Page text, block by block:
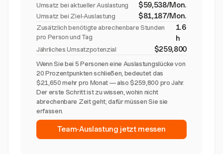
Umsatz bei aktueller Auslastung $59,538/Mon.
Umsatz bei Ziel-Auslastung $81,187/Mon.
Zusätzlich benötigte abrechenbare Stunden
pro Person und Tag
1.6
h
Jährliches Umsatzpotenzial $259,800
Wenn Sie bei 5 Personen eine Auslastungslücke von
20 Prozentpunkten schließen, bedeutet das
$21,650 mehr pro Monat — also $259,800 pro Jahr.
Der erste Schritt ist zu wissen, wohin nicht
abrechenbare Zeit geht; dafür müssen Sie sie
erfassen.
Team-Auslastung jetzt messen